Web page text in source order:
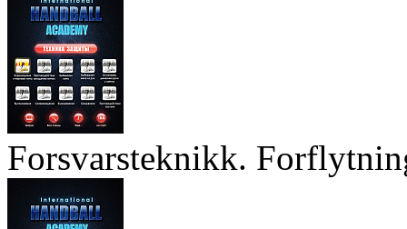
Forsvarsteknikk.